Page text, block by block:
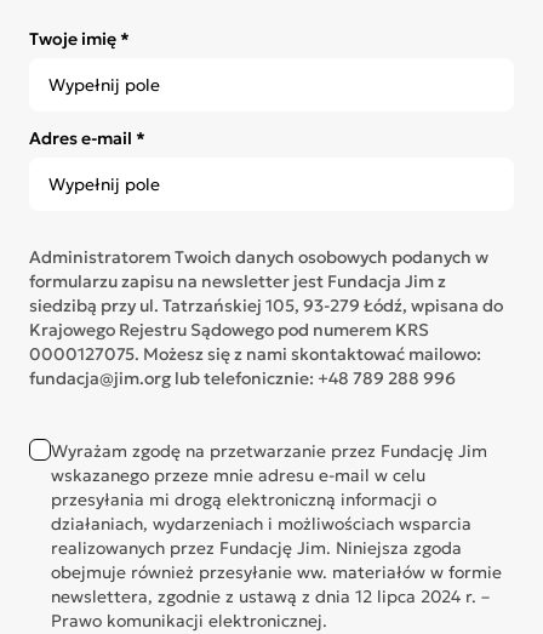
Twoje imię *
Adres e-mail *
Administratorem Twoich danych osobowych podanych w
formularzu zapisu na newsletter jest Fundacja Jim z
siedzibą przy ul. Tatrzańskiej 105, 93-279 Łódź, wpisana do
Krajowego Rejestru Sądowego pod numerem KRS
0000127075. Możesz się z nami skontaktować mailowo:
fundacja@jim.org lub telefonicznie: +48 789 288 996
Wyrażam zgodę na przetwarzanie przez Fundację Jim
wskazanego przeze mnie adresu e-mail w celu
przesyłania mi drogą elektroniczną informacji o
działaniach, wydarzeniach i możliwościach wsparcia
realizowanych przez Fundację Jim. Niniejsza zgoda
obejmuje również przesyłanie ww. materiałów w formie
newslettera, zgodnie z ustawą z dnia 12 lipca 2024 r. –
Prawo komunikacji elektronicznej.